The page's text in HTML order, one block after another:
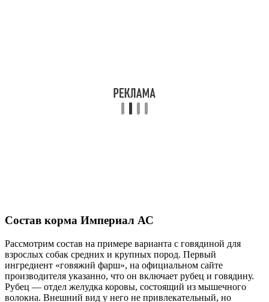
Состав корма Империал АС
Рассмотрим состав на примере варианта с говядиной для
взрослых собак средних и крупных пород. Первый
ингредиент «говяжий фарш», на официальном сайте
производителя указанно, что он включает рубец и говядину.
Рубец — отдел желудка коровы, состоящий из мышечного
волокна. Внешний вид у него не привлекательный, но